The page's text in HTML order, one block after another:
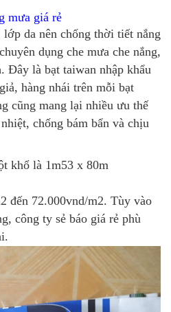
mưa giá rẻ
da nên chống thời tiết nắng
dụng che mưa che nắng,
Đây là bạt taiwan nhập khẩu
hàng nhái trên mỗi bạt
cũng mang lại nhiều ưu thế
chống bám bẩn và chịu
khổ là 1m53 x 80m
đến 72.000vnd/m2. Tùy vào
công ty sẻ báo giá rẻ phù